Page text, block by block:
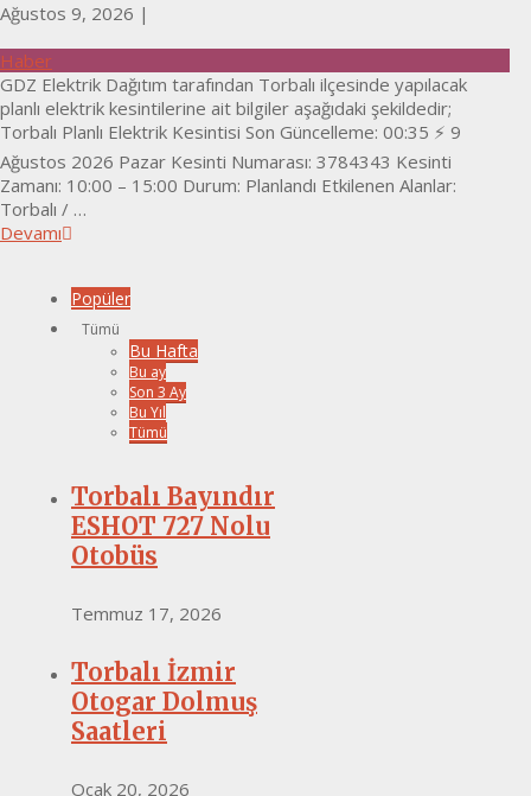
Ağustos 9, 2026 |
Haber
GDZ Elektrik Dağıtım tarafından Torbalı ilçesinde yapılacak
planlı elektrik kesintilerine ait bilgiler aşağıdaki şekildedir;
Torbalı Planlı Elektrik Kesintisi Son Güncelleme: 00:35 ⚡ 9
Ağustos 2026 Pazar Kesinti Numarası: 3784343 Kesinti
Zamanı: 10:00 – 15:00 Durum: Planlandı Etkilenen Alanlar:
Torbalı / …
Devamı
Popüler
Tümü
Bu Hafta
Bu ay
Son 3 Ay
Bu Yıl
Tümü
Torbalı Bayındır
ESHOT 727 Nolu
Otobüs
Temmuz 17, 2026
Torbalı İzmir
Otogar Dolmuş
Saatleri
Ocak 20, 2026